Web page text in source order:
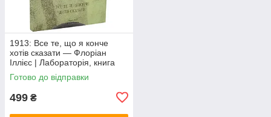
1913: Все те, що я конче
хотів сказати — Флоріан
Іллієс | Лабораторія, книга
українською, нова, м'яка
Готово до відправки
499 ₴